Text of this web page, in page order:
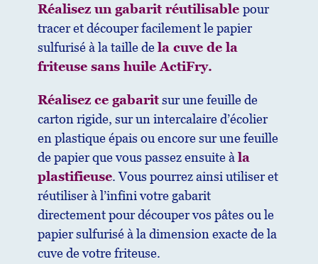
Réalisez un gabarit réutilisable pour
tracer et découper facilement le papier
sulfurisé à la taille dela cuve de la
friteuse sans huile ActiFry.
Réalisez ce gabaritsur une feuille de
carton rigide, sur un intercalaire d’écolier
en plastique épais ou encore sur une feuille
de papier que vous passez ensuite à la
plastifieuse. Vous pourrez ainsi utiliser et
réutiliser à l’infini votre gabarit
directement pour découper vos pâtes ou le
papier sulfurisé à la dimension exacte de la
cuve de votre friteuse.